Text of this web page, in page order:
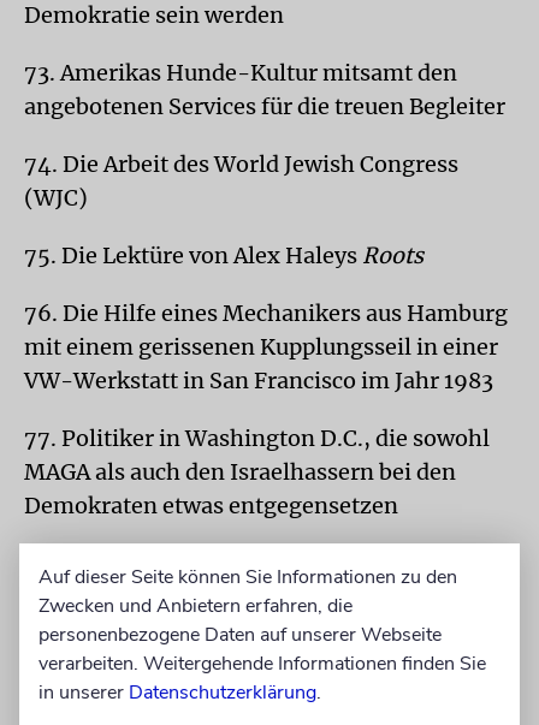
Demokratie sein werden
73. Amerikas Hunde-Kultur mitsamt den
angebotenen Services für die treuen Begleiter
74. Die Arbeit des World Jewish Congress
(WJC)
75. Die Lektüre von Alex Haleys Roots
76. Die Hilfe eines Mechanikers aus Hamburg
mit einem gerissenen Kupplungsseil in einer
VW-Werkstatt in San Francisco im Jahr 1983
77. Politiker in Washington D.C., die sowohl
MAGA als auch den Israelhassern bei den
Demokraten etwas entgegensetzen
78. Spaziergänge durch Georgetown
79. Die Rede von Spencer Tracy in Guess
Who’s Coming to Dinner
Auf dieser Seite können Sie Informationen zu den
Zwecken und Anbietern erfahren, die
personenbezogene Daten auf unserer Webseite
verarbeiten. Weitergehende Informationen finden Sie
in unserer Datenschutzerklärung.